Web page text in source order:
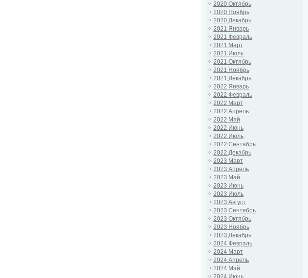
2020 Октябрь
2020 Ноябрь
2020 Декабрь
2021 Январь
2021 Февраль
2021 Март
2021 Июль
2021 Октябрь
2021 Ноябрь
2021 Декабрь
2022 Январь
2022 Февраль
2022 Март
2022 Апрель
2022 Май
2022 Июнь
2022 Июль
2022 Сентябрь
2022 Декабрь
2023 Март
2023 Апрель
2023 Май
2023 Июнь
2023 Июль
2023 Август
2023 Сентябрь
2023 Октябрь
2023 Ноябрь
2023 Декабрь
2024 Февраль
2024 Март
2024 Апрель
2024 Май
2024 Июнь